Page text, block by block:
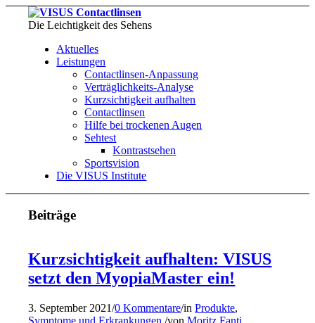
Die Leichtigkeit des Sehens
Aktuelles
Leistungen
Contactlinsen-Anpassung
Verträglichkeits-Analyse
Kurzsichtigkeit aufhalten
Contactlinsen
Hilfe bei trockenen Augen
Sehtest
Kontrastsehen
Sportsvision
Die VISUS Institute
Beiträge
Kurzsichtigkeit aufhalten: VISUS
setzt den MyopiaMaster ein!
3. September 2021/0 Kommentare/inProdukte,